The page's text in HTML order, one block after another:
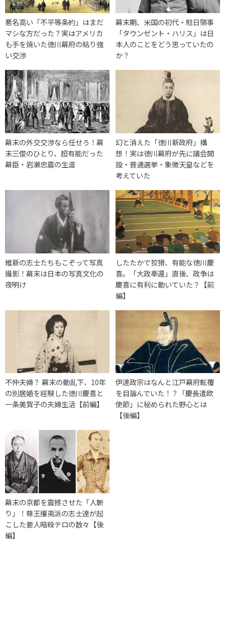
悪名高い「不平等条約」はまだ
マシな方だった？実はアメリカ
も手を焼いた徳川幕府の粘り強
い交渉
幕末期、米国の初代・駐日領事
「タウンゼント・ハリス」は日
本人のことをどう思っていたの
か？
幕末の外交交渉なら任せろ！幕
末三俊のひとり、超有能だった
幕臣・岩瀬忠震の生涯
幻と消えた「徳川新政府」構
想！実は徳川幕府が先に議会開
設・普通選挙・象徴天皇などを
考えていた
維新の志士たちもこぞって写真
撮影！幕末は日本の写真文化の
夜明け
したたかで狡猾、有能な徳川慶
喜。「大政奉還」直後、政争は
慶喜に有利に動いていた？【前
編】
不仲夫婦？ 幕末の動乱下、10年
の別居婚を経験した徳川慶喜と
一条美賀子の夫婦生活【前編】
伊達政宗はなんと江戸幕府転覆
を目論んでいた！？「慶長遣欧
使節」に秘められた野心とは
【後編】
幕末の京都を震撼させた「人斬
り」！尊王攘夷派の志士達が起
こした要人暗殺テロの数々【後
編】